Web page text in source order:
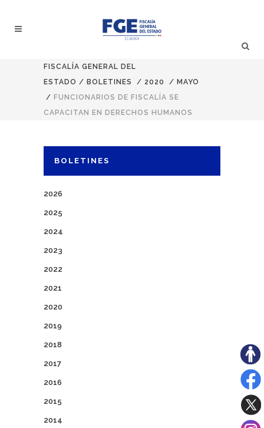
FISCALÍA GENERAL DEL
ESTADO / BOLETINES / 2020 / MAYO
/ FUNCIONARIOS DE FISCALÍA SE
CAPACITAN EN DERECHOS HUMANOS
BOLETINES
2026
2025
2024
2023
2022
2021
2020
2019
2018
2017
2016
2015
2014